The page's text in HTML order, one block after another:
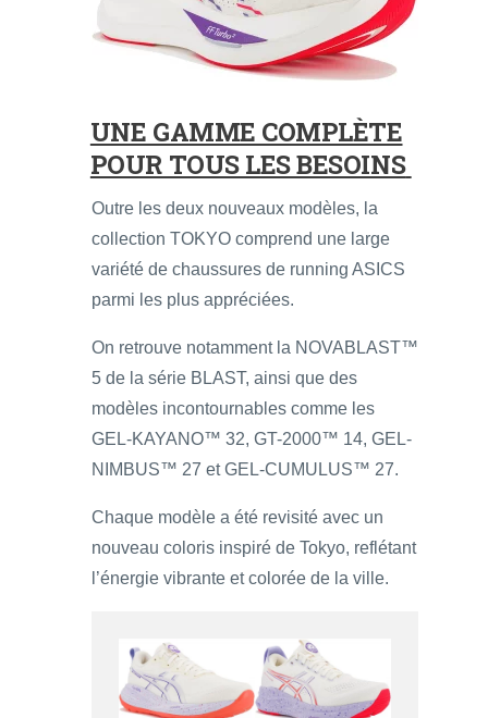
UNE GAMME COMPLÈTE
POUR TOUS LES BESOINS
Outre les deux nouveaux modèles, la
collection TOKYO comprend une large
variété de chaussures de running ASICS
parmi les plus appréciées.
On retrouve notamment la NOVABLAST™
5 de la série BLAST, ainsi que des
modèles incontournables comme les
GEL-KAYANO™ 32, GT-2000™ 14, GEL-
NIMBUS™ 27 et GEL-CUMULUS™ 27.
Chaque modèle a été revisité avec un
nouveau coloris inspiré de Tokyo, reflétant
l’énergie vibrante et colorée de la ville.